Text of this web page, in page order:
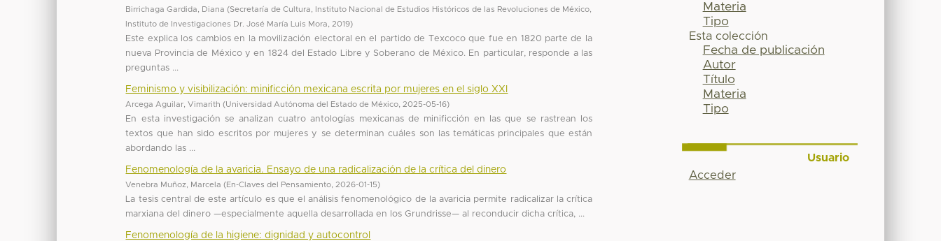
Birrichaga Gardida, Diana (Secretaría de Cultura, Instituto Nacional de Estudios Históricos de las Revoluciones de México,
Instituto de Investigaciones Dr. José María Luis Mora
2019)
Este explica los cambios en la movilización electoral en el partido de Texcoco que fue en 1820 parte de la
nueva Provincia de México y en 1824 del Estado Libre y Soberano de México. En particular, responde a las
preguntas ...
Feminismo y visibilización: minificción mexicana escrita por mujeres en el siglo XXI
Arcega Aguilar, Vimarith (Universidad Autónoma del Estado de México 2025-05-16)
En esta investigación se analizan cuatro antologías mexicanas de minificción en las que se rastrean los
textos que han sido escritos por mujeres y se determinan cuáles son las temáticas principales que están
abordando las ...
Fenomenología de la avaricia. Ensayo de una radicalización de la crítica del dinero
Venebra Muñoz, Marcela (En-Claves del Pensamiento 2026-01-15)
La tesis central de este artículo es que el análisis fenomenológico de la avaricia permite radicalizar la crítica
marxiana del dinero —especialmente aquella desarrollada en los Grundrisse— al reconducir dicha crítica, ...
Fenomenología de la higiene: dignidad y autocontrol
Materia
Tipo
Esta colección
Fecha de publicación
Autor
Título
Materia
Tipo
Usuario
Acceder